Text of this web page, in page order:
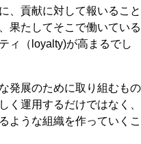
、貢献に対して報いること
果たしてそこで働いている
ィ（loyalty)が高まるでし
発展のために取り組むもの
く運用するだけではなく、
ような組織を作っていくこ